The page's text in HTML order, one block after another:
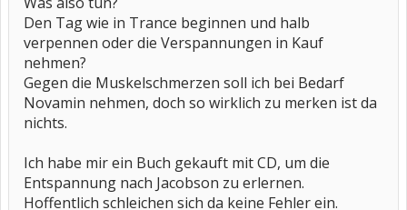
Den Tag wie in Trance beginnen und halb
verpennen oder die Verspannungen in Kauf
nehmen?
Gegen die Muskelschmerzen soll ich bei Bedarf
Novamin nehmen, doch so wirklich zu merken ist da
nichts.
Ich habe mir ein Buch gekauft mit CD, um die
Entspannung nach Jacobson zu erlernen.
Hoffentlich schleichen sich da keine Fehler ein.